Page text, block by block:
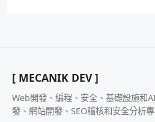
[ MECANIK DEV ]
Web開發、編程、安全、基礎設施和
發、網站開發、SEO稽核和安全分析